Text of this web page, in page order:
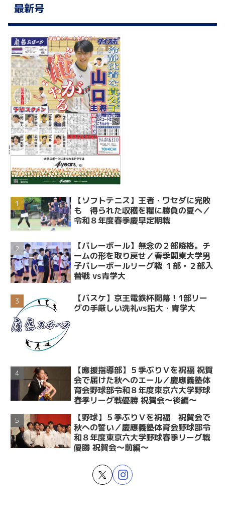
最新号
【ソフトテニス】王者・ワセダに完敗
も 得られた収穫を糧に勝負の夏へ／
令和８年度春季慶早定期戦
【バレーボール】無念の２部降格。チ
ームの形を取り戻せ／春季関東大学男
子バレーボールリーグ戦 １部・２部入
替戦 vs青学大
【バスケ】京王電鉄杯開幕！1部リー
グの手厳しい洗礼vs拓大・青学大
【應援指導部】５季ぶりＶを祝福 祝賀
会で届けた秋へのエール／慶應義塾体
育会野球部令和８年度東京六大学野球
春季リーグ戦優勝 祝賀会～後編～
【野球】５季ぶりＶを祝福 祝賀会で
秋への誓い／慶應義塾体育会野球部令
和８年度東京六大学野球春季リーグ戦
優勝 祝賀会～前編～